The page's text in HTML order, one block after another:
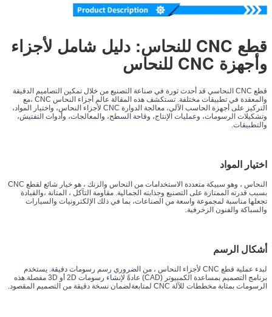
قطع CNC للنحاس: دليل شامل لأجزاء
وأجهزة CNC للنحاس
قطع CNC النحاسي قد أحدث ثورة في صناعة التصنيع من خلال تمكين التصاميم الدقيقة
والمعقدة في تطبيقات مختلفة. تستكشف هذه المقالة عالم أجزاء النحاس CNC ،مع
التركيز على أجهزة الحاسب الآلي، معالجة الدوارة CNC لأجزاء النحاس، واختيار المواد،
وتشكيلات الرسومات، وعمليات الإنتاج، وقاحة السطح، والمعالجات، وأدوات التفتيش،
والتطبيقات.
اختيار المواد
النحاس ، وهو سبيكة متعددة الاستخدامات من النحاس والزنك ، هو خيار شائع لقطع CNC
بسبب قدرته الممتازة على التصنيع وجذابته الجمالية. مقاومة التآكل ، المتانة ،والقيادة
تجعلها مناسبة لمجموعة واسعة من الصناعات، بما في ذلك الإلكترونيات والسيارات
والسباكة والفنون الزخرفية.
أشكال الرسم
لبدء عملية قطع CNC لأجزاء النحاس ، من الضروري رسم رسومات دقيقة. يستخدم
برنامج التصميم بمساعدة الكمبيوتر (CAD) عادةً لإنشاء رسومات 2D أو 3D مفصلة.هذه
الرسومات بمثابة مخططات للآلة CNC لمتابعةلضمان نسخة دقيقة من التصميم المقصود.